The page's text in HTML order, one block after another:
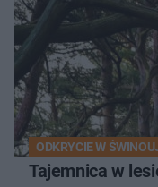
ODKRYCIE W
Tajemnica w